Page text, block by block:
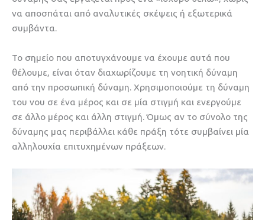
να αποσπάται από αναλυτικές σκέψεις ή εξωτερικά
συμβάντα.
Το σημείο που αποτυγχάνουμε να έχουμε αυτά που
θέλουμε, είναι όταν διαχωρίζουμε τη νοητική δύναμη
από την προσωπική δύναμη. Χρησιμοποιούμε τη δύναμη
του νου σε ένα μέρος και σε μία στιγμή και ενεργούμε
σε άλλο μέρος και άλλη στιγμή. Όμως αν το σύνολο της
δύναμης μας περιβάλλει κάθε πράξη τότε συμβαίνει μία
αλληλουχία επιτυχημένων πράξεων.